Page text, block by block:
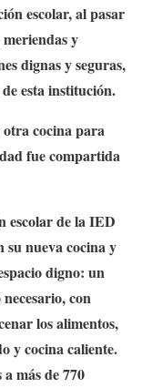
escolar, al pasar
y
dignas y seguras,
esta institución.
cocina para
fue compartida
escolar de la IED
nueva cocina y
digno: un
con
los alimentos,
y cocina caliente.
más de 770